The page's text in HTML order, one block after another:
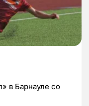
в Барнауле со